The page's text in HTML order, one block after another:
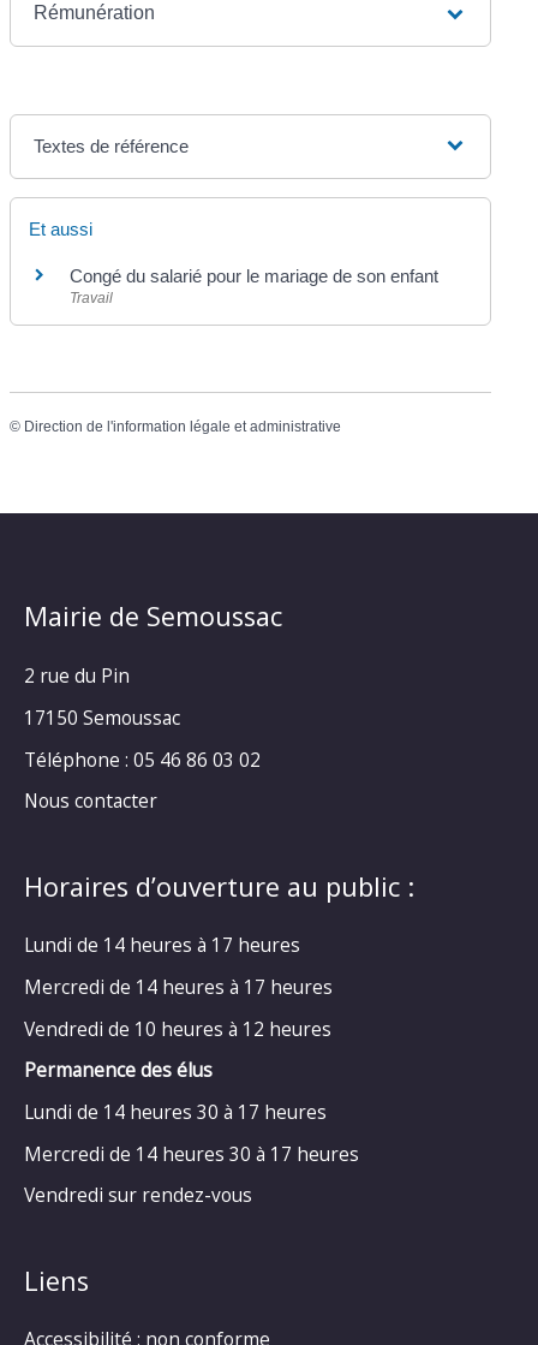
Rémunération
Textes de référence
Et aussi
Congé du salarié pour le mariage de son enfant
Travail
© Direction de l'information légale et administrative
Mairie de Semoussac
2 rue du Pin
17150 Semoussac
Téléphone : 05 46 86 03 02
Nous contacter
Horaires d’ouverture au public :
Lundi de 14 heures à 17 heures
Mercredi de 14 heures à 17 heures
Vendredi de 10 heures à 12 heures
Permanence des élus
Lundi de 14 heures 30 à 17 heures
Mercredi de 14 heures 30 à 17 heures
Vendredi sur rendez-vous
Liens
Accessibilité : non conforme